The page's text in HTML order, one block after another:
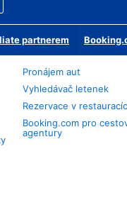
partnerem
Pronájem aut
Vyhledávač letenek
Rezervace v
Booking.com pro
agentury